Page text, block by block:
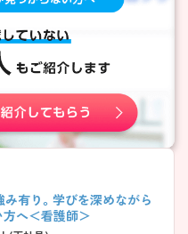
有り。学びを深めながら
へ＜看護師＞